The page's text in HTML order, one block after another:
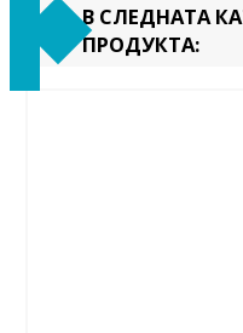
В СЛЕДНАТА
ПРОДУКТА: